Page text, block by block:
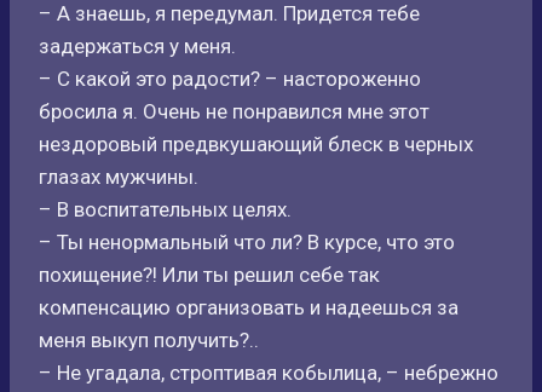
– А знаешь, я передумал. Придется тебе
задержаться у меня.
– С какой это радости? – настороженно
бросила я. Очень не понравился мне этот
нездоровый предвкушающий блеск в черных
глазах мужчины.
– В воспитательных целях.
– Ты ненормальный что ли? В курсе, что это
похищение?! Или ты решил себе так
компенсацию организовать и надеешься за
меня выкуп получить?..
– Не угадала, строптивая кобылица, – небрежно